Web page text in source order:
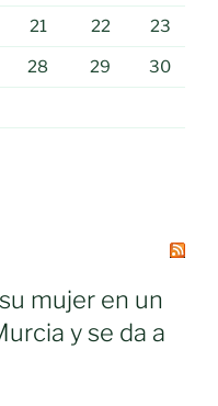
21 22 23
28 29 30
mujer en un
y se da a